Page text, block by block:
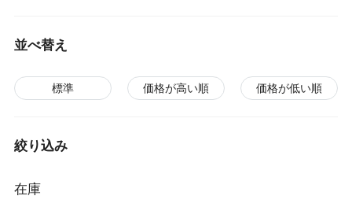
並べ替え
標準 価格が高い順 価格が低い順
絞り込み
在庫